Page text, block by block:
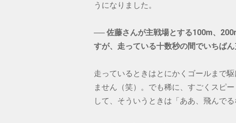
うになりました。
── 佐藤さんが主戦場とする100m、
すが、走っている十数秒の間でいちば
走っているときはとにかくゴールまで
ません（笑）。でも稀に、すごくスピ
して、そういうときは「ああ、飛んでる